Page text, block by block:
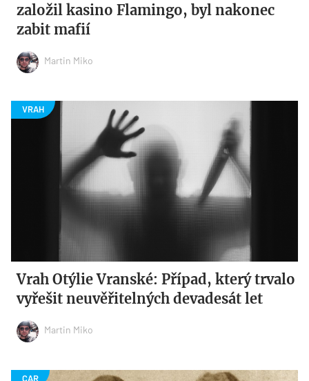
založil kasino Flamingo, byl nakonec
zabit mafií
Martin Miko
Vrah Otýlie Vranské: Případ, který trvalo
vyřešit neuvěřitelných devadesát let
Martin Miko